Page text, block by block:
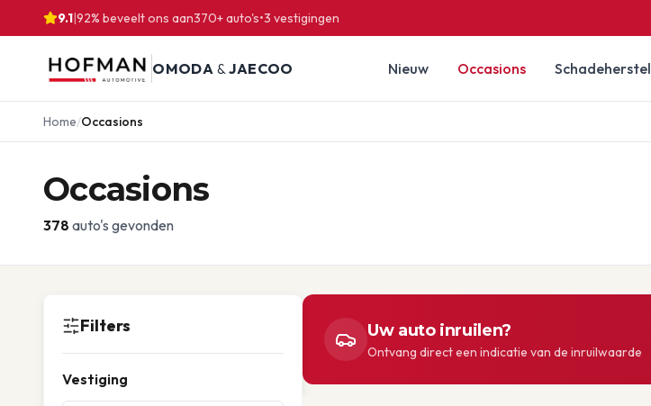
9.1|92% beveelt ons aan370+ auto's•3 vestigingen
OMODA &JAECOO Nieuw Occasions Schadeherstel
Home/Occasions
Occasions
378 auto's gevonden
Filters
Vestiging
Uw auto inruilen?
Ontvang direct een indicatie van de inruilwaarde